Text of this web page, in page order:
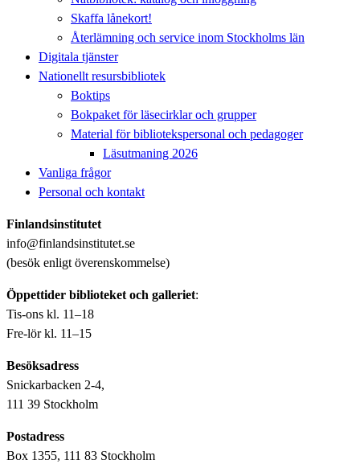
Skaffa lånekort!
Återlämning och service inom Stockholms län
Digitala tjänster
Nationellt resursbibliotek
Boktips
Bokpaket för läsecirklar och grupper
Material för bibliotekspersonal och pedagoger
Läsutmaning 2026
Vanliga frågor
Personal och kontakt
Finlandsinstitutet
info@finlandsinstitutet.se
(besök enligt överenskommelse)
Öppettider biblioteket och galleriet:
Tis-ons kl. 11–18
Fre-lör kl. 11–15
Besöksadress
Snickarbacken 2-4,
111 39 Stockholm
Postadress
Box 1355, 111 83 Stockholm